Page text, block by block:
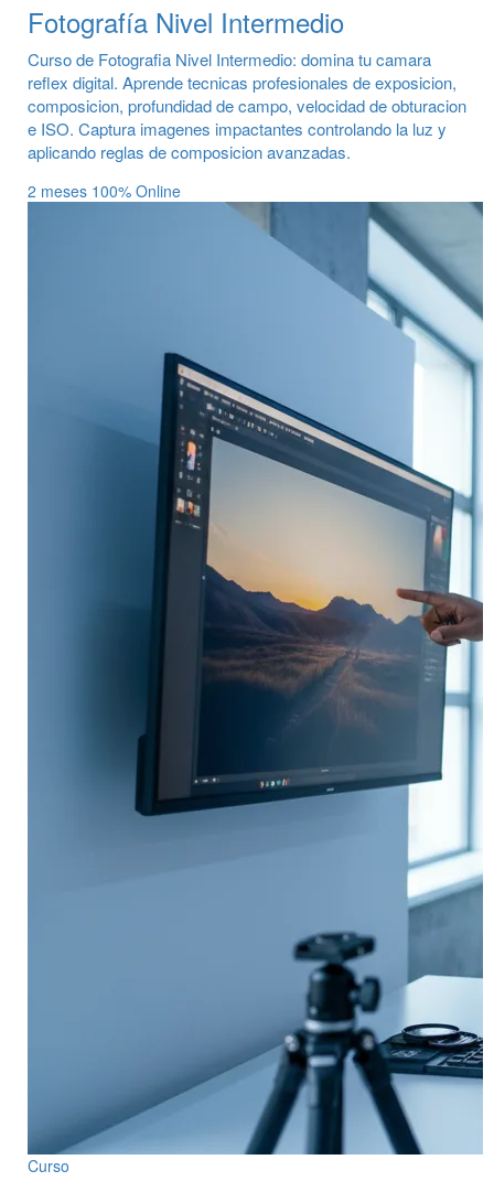
Fotografía Nivel Intermedio
Curso de Fotografia Nivel Intermedio: domina tu camara
reflex digital. Aprende tecnicas profesionales de exposicion,
composicion, profundidad de campo, velocidad de obturacion
e ISO. Captura imagenes impactantes controlando la luz y
aplicando reglas de composicion avanzadas.
2 meses 100% Online
Curso